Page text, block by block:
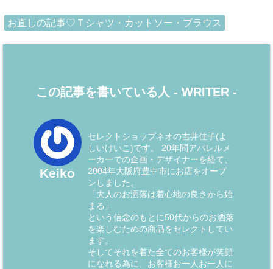
お直しの記事♡Ｔシャツ・カットソー・ブラウス
この記事を書いている人 - WRITER -
Keiko
セレクトショップネオの吉井佳子(よ
しいけいこ)です。 20年間アパレルメ
ーカーでの企画・デザイナーを経て、
2004年大阪府豊中市にお店をオープ
ンしました。
「大人のお洒落は着心地の良さから始
まる」
という信念のもとに50代からのお洒落
を楽しむための商品をセレクトしてい
ます。
そしてそれを着た全てのお客様が笑顔
になれる為に、お客様お一人お一人に